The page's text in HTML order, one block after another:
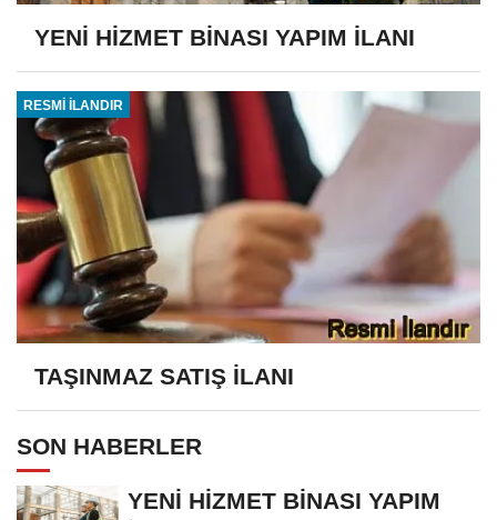
YENİ HİZMET BİNASI YAPIM İLANI
RESMİ İLANDIR
TAŞINMAZ SATIŞ İLANI
SON HABERLER
YENİ HİZMET BİNASI YAPIM